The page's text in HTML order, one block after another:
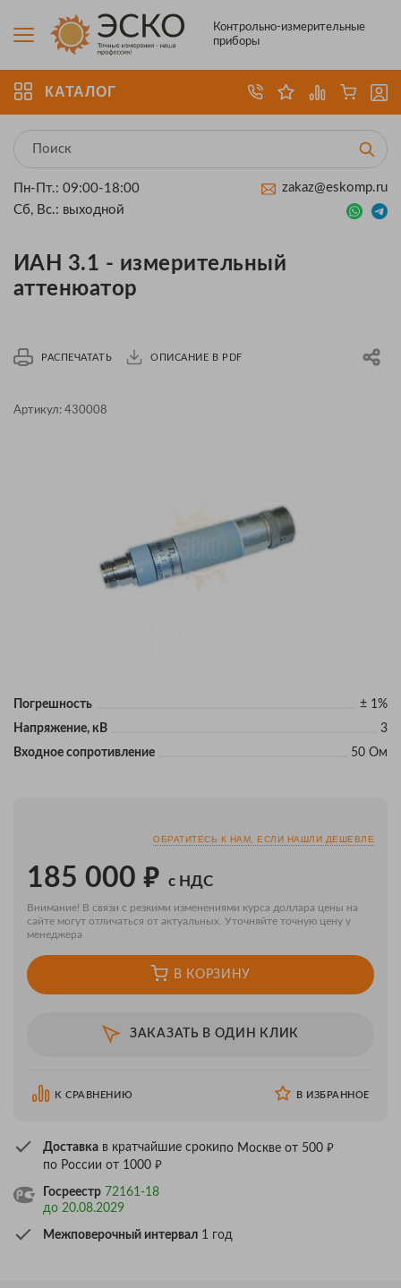
Контрольно-измерительные
приборы
КАТАЛОГ
Пн-Пт.: 09:00-18:00
Сб, Вс.: выходной
zakaz@eskomp.ru
ИАН 3.1 - измерительный
аттенюатор
РАСПЕЧАТАТЬ ОПИСАНИЕ В PDF
Артикул: 430008
Погрешность
± 1%
Напряжение, кВ
3
Входное сопротивление
50 Ом
ОБРАТИТЕСЬ К НАМ, ЕСЛИ НАШЛИ ДЕШЕВЛЕ
185 000 ₽ с НДС
Внимание! В связи с резкими изменениями курса доллара цены на
сайте могут отличаться от актуальных. Уточняйте точную цену у
менеджера
В КОРЗИНУ
ЗАКАЗАТЬ В ОДИН КЛИК
К СРАВНЕНИЮ В ИЗБРАННОЕ
Доставка в кратчайшие срокипо Москве от 500 ₽
по России от 1000 ₽
Госреестр 72161-18
до 20.08.2029
Межповерочный интервал 1 год